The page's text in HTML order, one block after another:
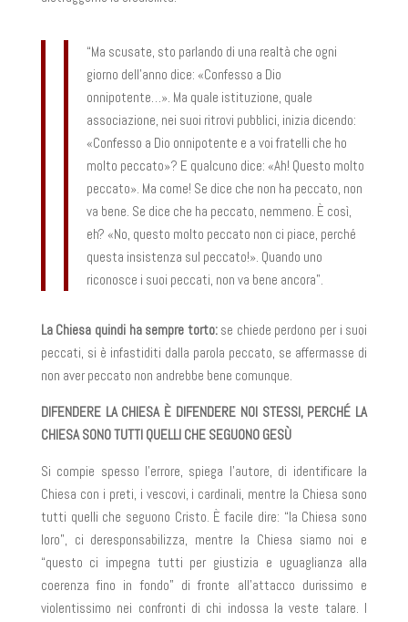
“Ma scusate, sto parlando di una realtà che ogni
giorno dell’anno dice: «Confesso a Dio
onnipotente…». Ma quale istituzione, quale
associazione, nei suoi ritrovi pubblici, inizia dicendo:
«Confesso a Dio onnipotente e a voi fratelli che ho
molto peccato»? E qualcuno dice: «Ah! Questo molto
peccato». Ma come! Se dice che non ha peccato, non
va bene. Se dice che ha peccato, nemmeno. È così,
eh? «No, questo molto peccato non ci piace, perché
questa insistenza sul peccato!». Quando uno
riconosce i suoi peccati, non va bene ancora”.
La Chiesa quindi ha sempre torto:se chiede perdono per i suoi
peccati, si è infastiditi dalla parola peccato, se affermasse di
non aver peccato non andrebbe bene comunque.
DIFENDERE LA CHIESA È DIFENDERE NOI STESSI, PERCHÉ LA
CHIESA SONO TUTTI QUELLI CHE SEGUONO GESÙ
Si compie spesso l’errore, spiega l’autore, di identificare la
Chiesa con i preti, i vescovi, i cardinali, mentre la Chiesa sono
tutti quelli che seguono Cristo. È facile dire: “la Chiesa sono
loro”, ci deresponsabilizza, mentre la Chiesa siamo noi e
“questo ci impegna tutti per giustizia e uguaglianza alla
coerenza fino in fondo” di fronte all’attacco durissimo e
violentissimo nei confronti di chi indossa la veste talare. I